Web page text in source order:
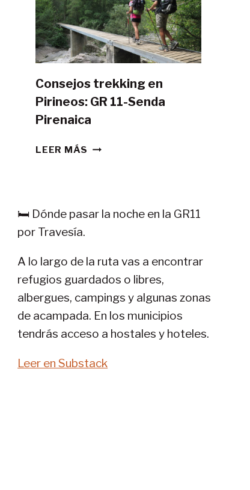
CON
TIENDA
DE
CAMPAÑA?
Consejos trekking en
Pirineos: GR 11-Senda
Pirenaica
LEER MÁS CONSEJOS
11-
🛏️ Dónde pasar la noche en la GR11
por Travesía.
A lo largo de la ruta vas a encontrar
refugios guardados o libres,
albergues, campings y algunas zonas
de acampada. En los municipios
tendrás acceso a hostales y hoteles.
Leer en Substack